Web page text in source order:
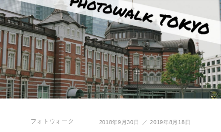
フォトウォーク 2018年9月30日 2019年8月18日